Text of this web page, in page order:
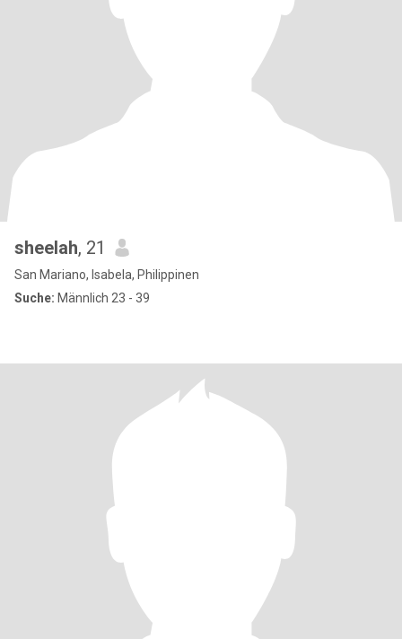
sheelah, 21
San Mariano, Isabela, Philippinen
Suche: Männlich 23 - 39